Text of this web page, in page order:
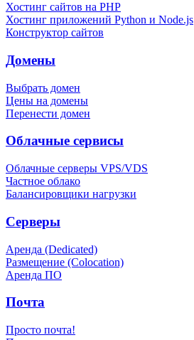
Хостинг сайтов на PHP
Хостинг приложений Python и Node.js
Конструктор сайтов
Домены
Выбрать домен
Цены на домены
Перенести домен
Облачные сервисы
Облачные серверы VPS/VDS
Частное облако
Балансировщики нагрузки
Серверы
Аренда (Dedicated)
Размещение (Colocation)
Аренда ПО
Почта
Просто почта!